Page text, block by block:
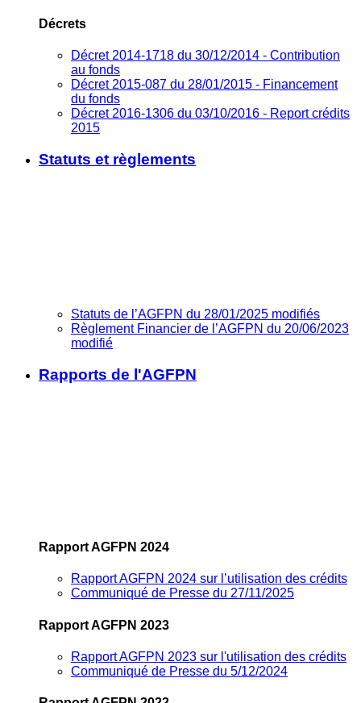
Décrets
Décret 2014-1718 du 30/12/2014 - Contribution
au fonds
Décret 2015-087 du 28/01/2015 - Financement
du fonds
Décret 2016-1306 du 03/10/2016 - Report crédits
2015
Statuts et règlements
Statuts de l’AGFPN du 28/01/2025 modifiés
Règlement Financier de l’AGFPN du 20/06/2023
modifié
Rapports de l'AGFPN
Rapport AGFPN 2024
Rapport AGFPN 2024 sur l’utilisation des crédits
Communiqué de Presse du 27/11/2025
Rapport AGFPN 2023
Rapport AGFPN 2023 sur l'utilisation des crédits
Communiqué de Presse du 5/12/2024